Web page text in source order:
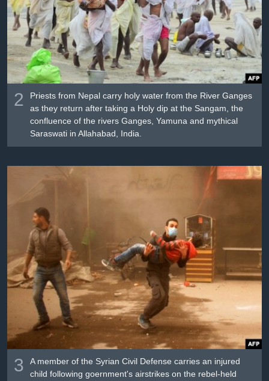
2
Priests from Nepal carry holy water from the River Ganges
as they return after taking a Holy dip at the Sangam, the
confluence of the rivers Ganges, Yamuna and mythical
Saraswati in Allahabad, India.
3
A member of the Syrian Civil Defense carries an injured
child following goernment's airstrikes on the rebel-held